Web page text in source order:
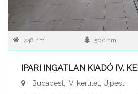
248 nm 500 nm
IPARI INGATLAN KIADÓ IV.
Budapest, IV. kerület, Újpest